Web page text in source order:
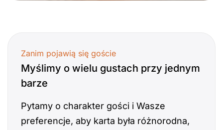
Zanim pojawią się goście
Myślimy o wielu gustach przy jednym
barze
Pytamy o charakter gości i Wasze
preferencje, aby karta była różnorodna,